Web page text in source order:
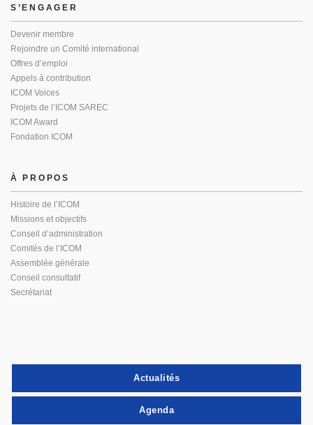
S’ENGAGER
Devenir membre
Rejoindre un Comité international
Offres d’emploi
Appels à contribution
ICOM Voices
Projets de l’ICOM SAREC
ICOM Award
Fondation ICOM
À PROPOS
Histoire de l’ICOM
Missions et objectifs
Conseil d’administration
Comités de l’ICOM
Assemblée générale
Conseil consultatif
Secrétariat
Actualités
Agenda